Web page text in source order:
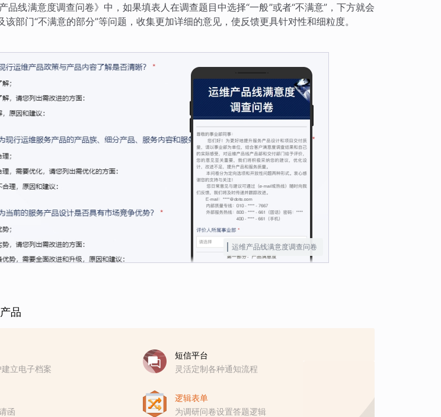
品线满意度调查问卷》中，如果填表人在调查题目中选择“一般”或者“不满意”，下方就会
该部门“不满意的部分”等问题，收集更加详细的意见，使反馈更具针对性和细粒度。
运维产品线满意度调查问卷
品
立电子档案
短信平台
灵活定制各种通知流程
函
逻辑表单
为调研问卷设置答题逻辑